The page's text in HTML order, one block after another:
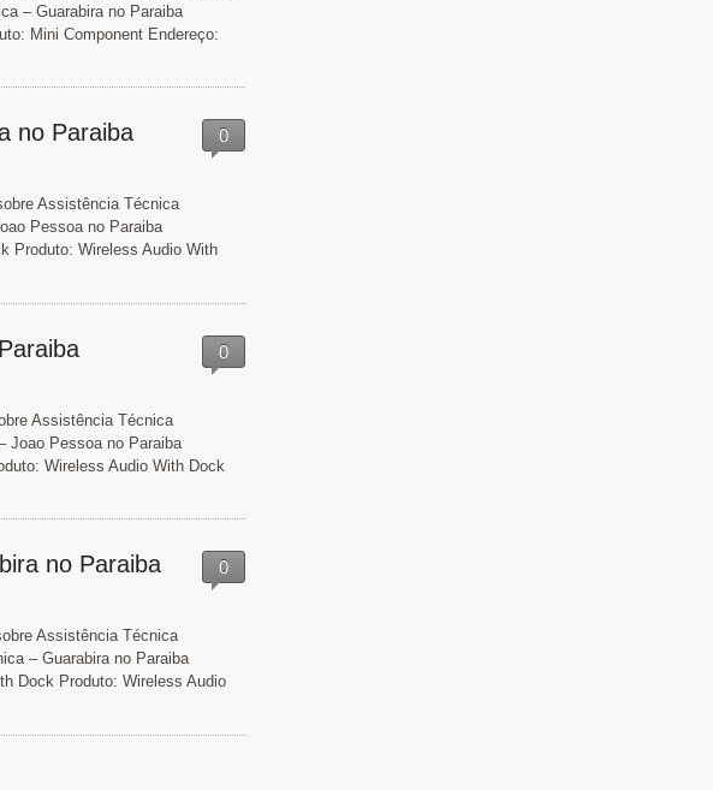
– Guarabira no Paraiba
Mini Component Endereço:
no Paraiba
Assistência Técnica
Pessoa no Paraiba
Produto: Wireless Audio With
0
Assistência Técnica
Joao Pessoa no Paraiba
Wireless Audio With Dock
0
no Paraiba
Assistência Técnica
– Guarabira no Paraiba
Dock Produto: Wireless Audio
0